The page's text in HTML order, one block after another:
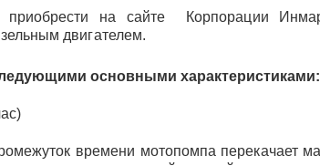
на сайте Корпорации
двигателем.
основными характеристиками:
времени мотопомпа перекачает